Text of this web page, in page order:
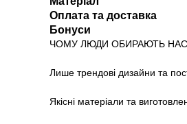
Оплата та доставка
Бонуси
ЧОМУ ЛЮДИ ОБИРАЮТЬ НАС
Лише трендові дизайни та
Якісні матеріали та